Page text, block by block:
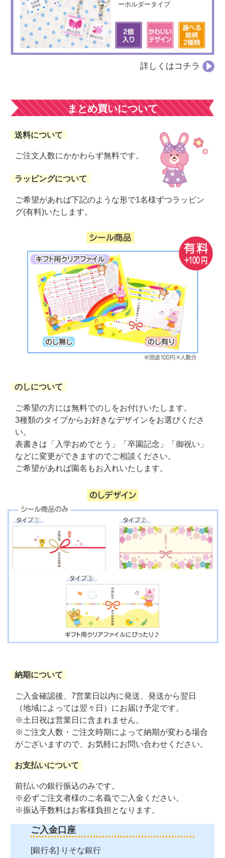
ーホルダータイプ
詳しくはコチラ
まとめ買いについて
送料について
ご注文人数にかかわらず無料です。
ラッピングについて
ご希望があれば下記のような形で1名様ずつラッピン
グ(有料)いたします。
のしについて
ご希望の方には無料でのしをお付けいたします。
3種類のタイプからお好きなデザインをお選びくださ
い。
表書きは「入学おめでとう」「卒園記念」「御祝い」
などに変更ができますのでご相談ください。
ご希望があれば園名もお入れいたします。
納期について
ご入金確認後、7営業日以内に発送、発送から翌日
（地域によっては翌々日）にお届け予定です。
※土日祝は営業日に含まれません。
※ご注文人数・ご注文時期によって納期が変わる場合
がございますので、お気軽にお問い合わせください。
お支払いについて
前払いの銀行振込のみです。
※必ずご注文者様のご名義でご入金ください。
※振込手数料はお客様負担となります。
ご入金口座
[銀行名] りそな銀行